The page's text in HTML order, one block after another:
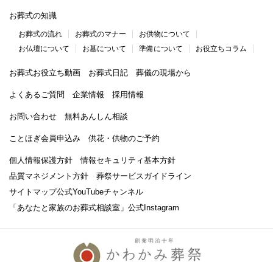
お葬式の知識
お葬式の流れ お葬式のマナー
お供物について
お仏壇について
お墓について 準備について お役立ちコラム
お葬式お役立ち動画 お葬式日記 葬儀の現場から
よくあるご質問 企業情報 採用情報
お問い合わせ 無料あんしん相談
ことほぎ会員申込み 供花・供物のご予約
個人情報保護方針
情報セキュリティ基本方針
品質マネジメント方針
葬祭サービスガイドライン
サイトマップ公式YouTubeチャンネル
「あなたと家族のお葬式相談室」 公式Instagram